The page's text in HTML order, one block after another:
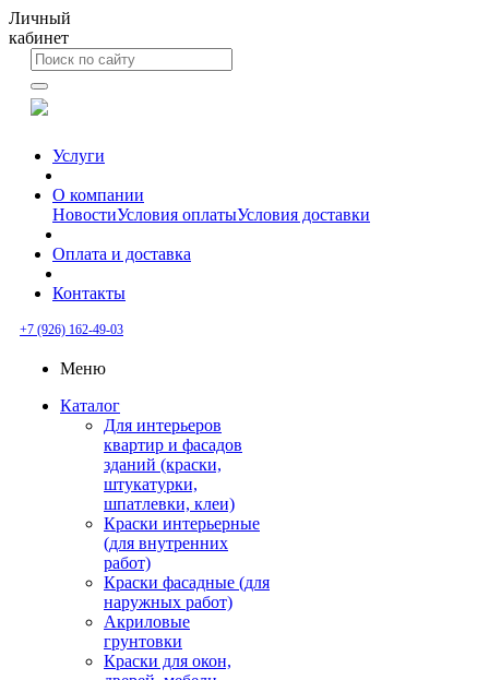
Личный
кабинет
Услуги
О компании
НовостиУсловия оплатыУсловия доставки
Оплата и доставка
Контакты
+7 (926) 162-49-03
Меню
Каталог
Для интерьеров
квартир и фасадов
зданий (краски,
штукатурки,
шпатлевки, клеи)
Краски интерьерные
(для внутренних
работ)
Краски фасадные (для
наружных работ)
Акриловые
грунтовки
Краски для окон,